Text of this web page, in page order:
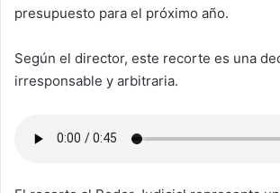
presupuesto para el próximo año.
Según el director, este recorte es una
irresponsable y arbitraria.